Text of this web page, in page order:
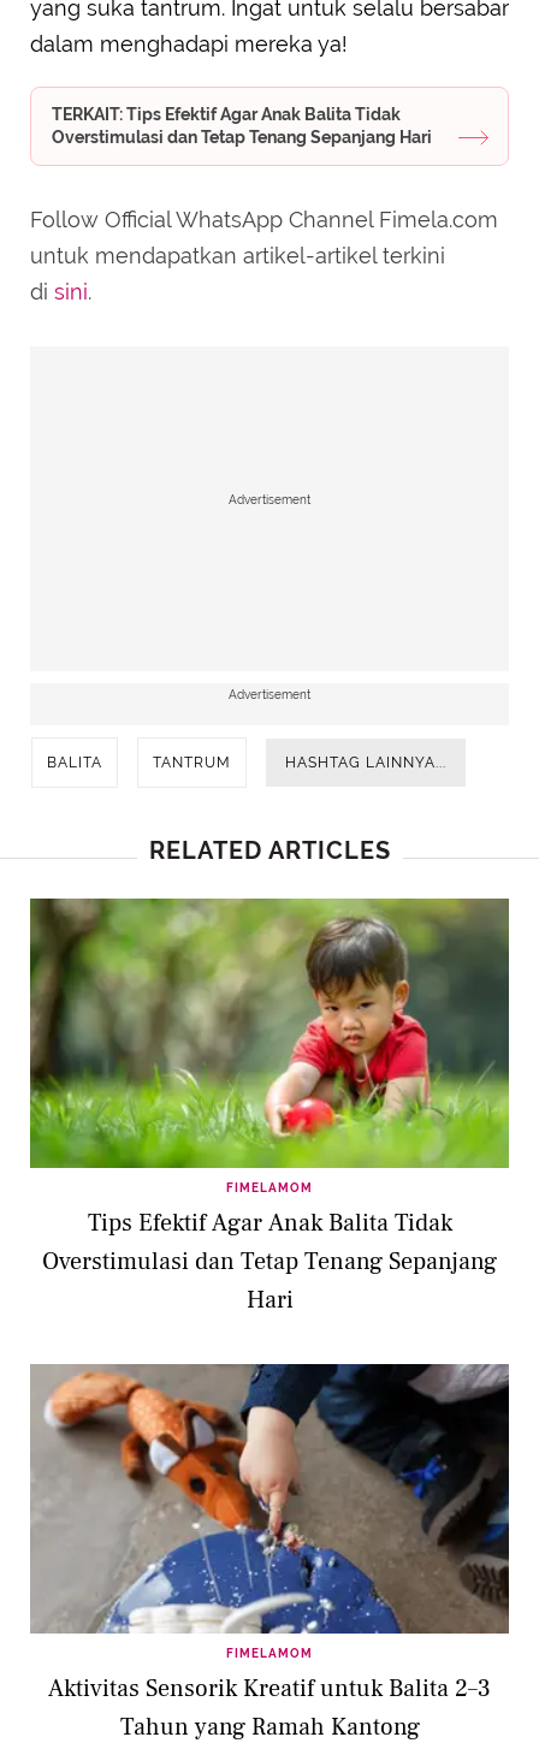
yang suka tantrum. Ingat untuk selalu bersabar
dalam menghadapi mereka ya!
TERKAIT: Tips Efektif Agar Anak Balita Tidak
Overstimulasi dan Tetap Tenang Sepanjang Hari
Follow Official WhatsApp Channel Fimela.com
untuk mendapatkan artikel-artikel terkini
di sini.
Advertisement
Advertisement
BALITA TANTRUM HASHTAG LAINNYA...
RELATED ARTICLES
FIMELAMOM
Tips Efektif Agar Anak Balita Tidak
Overstimulasi dan Tetap Tenang Sepanjang
Hari
FIMELAMOM
Aktivitas Sensorik Kreatif untuk Balita 2–3
Tahun yang Ramah Kantong